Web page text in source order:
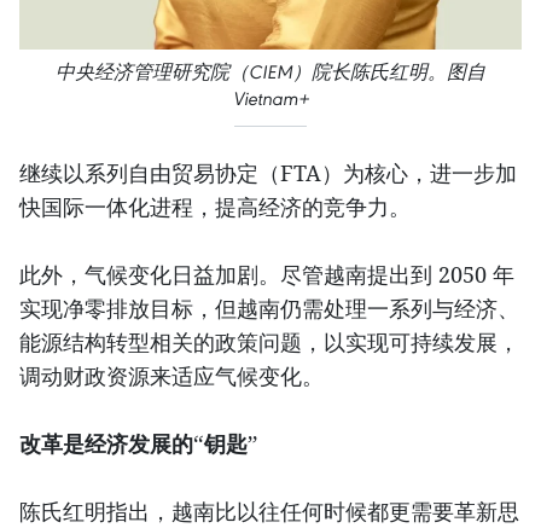
中央经济管理研究院（CIEM）院长陈氏红明。图自
Vietnam+
继续以系列自由贸易协定（FTA）为核心，进一步加
快国际一体化进程，提高经济的竞争力。
此外，气候变化日益加剧。尽管越南提出到 2050 年
实现净零排放目标，但越南仍需处理一系列与经济、
能源结构转型相关的政策问题，以实现可持续发展，
调动财政资源来适应气候变化。
改革是经济发展的“钥匙”
陈氏红明指出，越南比以往任何时候都更需要革新思